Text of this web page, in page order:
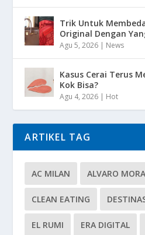
Trik Untuk
Original Dengan
Agu 5, 2026 | News
Kasus Cerai Terus
Kok Bisa?
Agu 4, 2026 | Hot
ARTIKEL TAG
AC MILAN ALVARO
CLEAN EATING
EL RUMI ERA DIGITAL